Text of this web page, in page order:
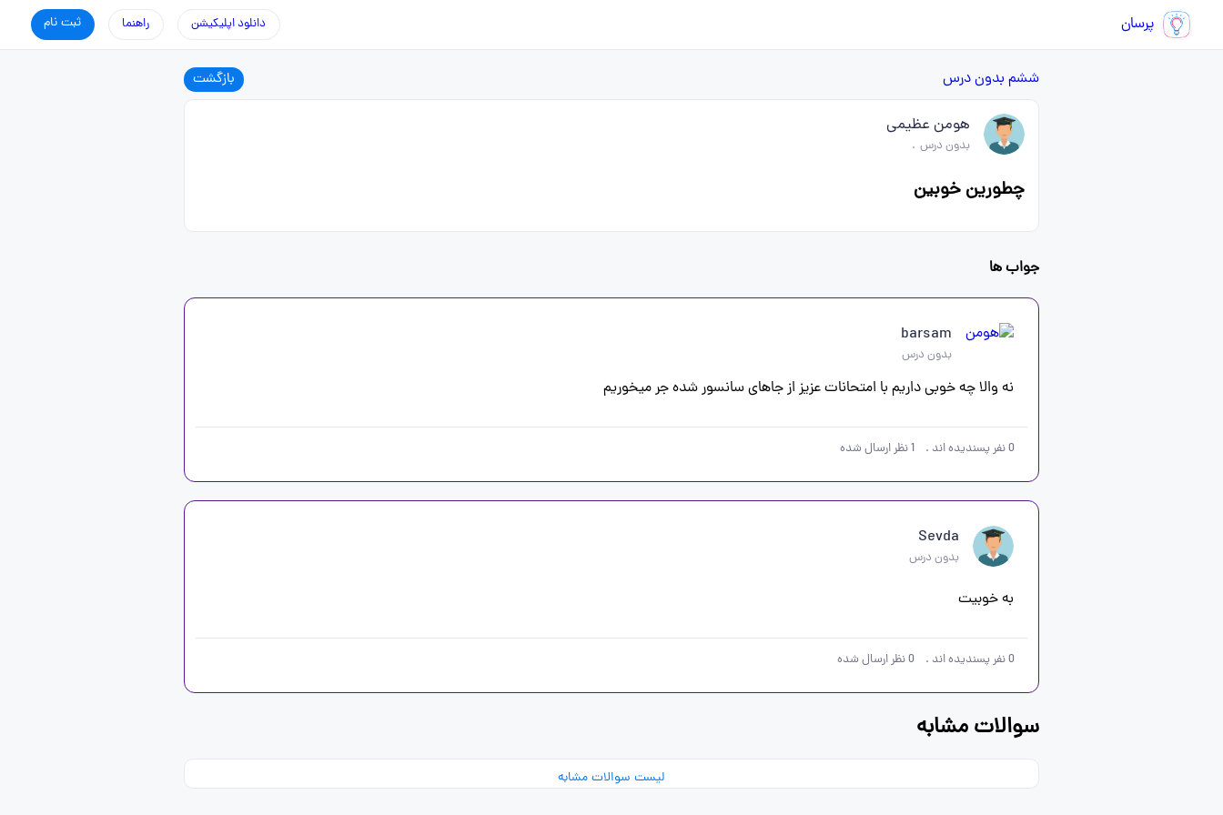
پرسان ثبت نام راهنما دانلود اپلیکیشن
ششم بدون درس بازگشت
هومن عظیمی
بدون درس .
چطورین خوبین
جواب ها
barsam
بدون درس
نه والا چه خوبی داریم با امتحانات عزیز از جاهای سانسور شده جر میخوریم
0نفر پسندیده اند .
1نظر ارسال شده
Sevda
بدون درس
به خوبیت
0نفر پسندیده اند .
0نظر ارسال شده
سوالات مشابه
لیست سوالات مشابه